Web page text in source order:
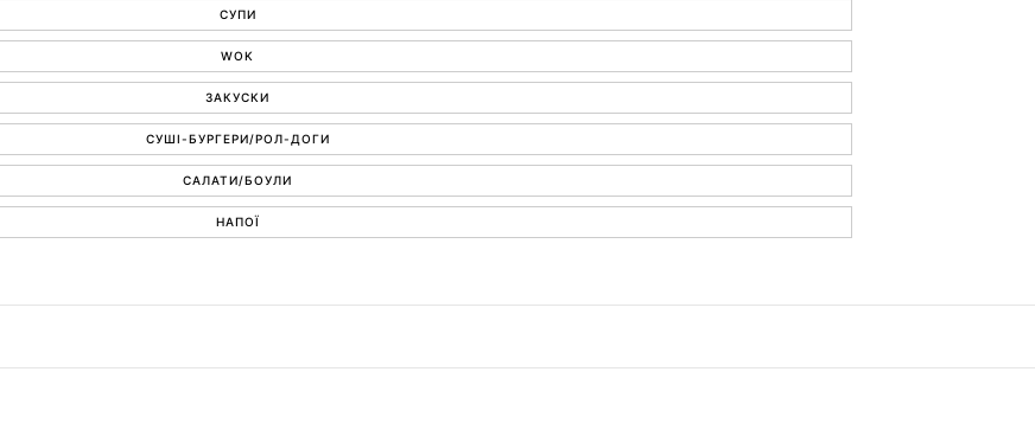
СУПИ
WOK
ЗАКУСКИ
СУШІ-БУРГЕРИ/РОЛ-ДОГИ
САЛАТИ/БОУЛИ
НАПОЇ